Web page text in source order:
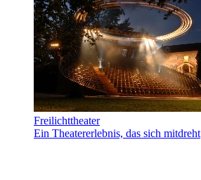
Freilichttheater
Ein Theatererlebnis, das sich mitdreht